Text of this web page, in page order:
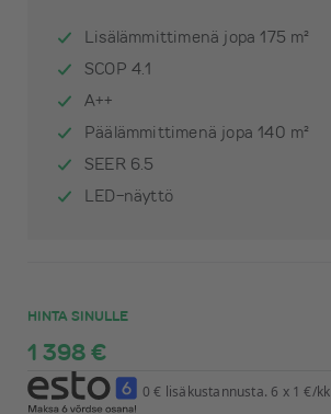
Lisälämmittimenä jopa 175 m²
SCOP 4.1
A++
Päälämmittimenä jopa 140 m²
SEER 6.5
LED-näyttö
HINTA SINULLE
1 398 €
0 € lisäkustannusta. 6 x 1 €/kk